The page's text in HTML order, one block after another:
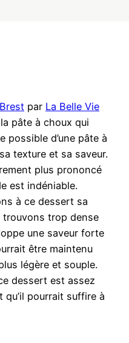
par La Belle Vie
pâte à choux qui
possible d’une pâte à
texture et sa saveur.
plus prononcé
est indéniable.
à ce dessert sa
trouvons trop dense
une saveur forte
être maintenu
légère et souple.
dessert est assez
qu’il pourrait suffire à